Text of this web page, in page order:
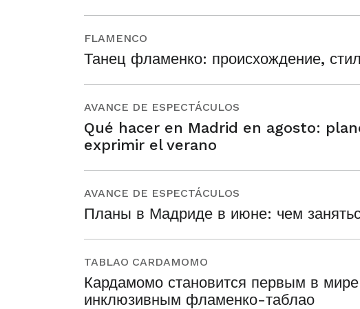
FLAMENCO
Танец фламенко: происхождение,
AVANCE DE ESPECTÁCULOS
Qué hacer en Madrid en agosto:
exprimir el verano
AVANCE DE ESPECTÁCULOS
Планы в Мадриде в июне: чем
TABLAO CARDAMOMO
Кардамомо становится первым в
инклюзивным фламенко-таблао